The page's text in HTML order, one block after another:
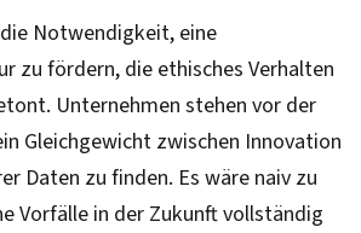
Notwendigkeit, eine
zu fördern, die ethisches Verhalten
Unternehmen stehen vor der
Gleichgewicht zwischen Innovation
Daten zu finden. Es wäre naiv zu
Vorfälle in der Zukunft vollständig